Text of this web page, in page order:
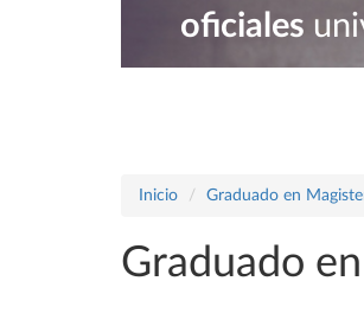
oficiales
Inicio Graduado en
Graduado